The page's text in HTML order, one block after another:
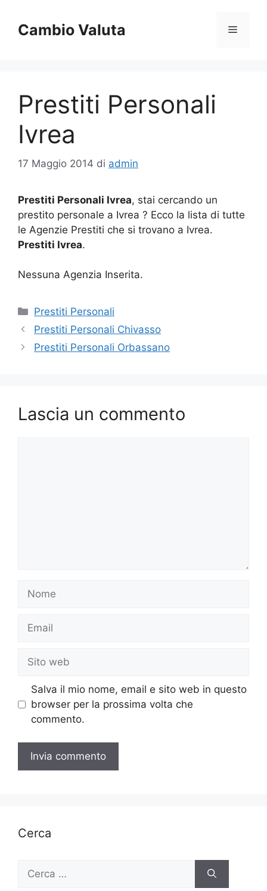
contenuto
Cambio Valuta Menu
Prestiti Personali
Ivrea
17 Maggio 2014 di admin
Prestiti Personali Ivrea, stai cercando un
prestito personale a Ivrea ? Ecco la lista di tutte
le Agenzie Prestiti che si trovano a Ivrea.
Prestiti Ivrea.
Nessuna Agenzia Inserita.
Categorie
Prestiti Personali
Prestiti Personali Chivasso
Prestiti Personali Orbassano
Lascia un commento
Nome
Email
Sito
web
Salva il mio nome, email e sito web in questo
browser per la prossima volta che
commento.
Cerca
per: